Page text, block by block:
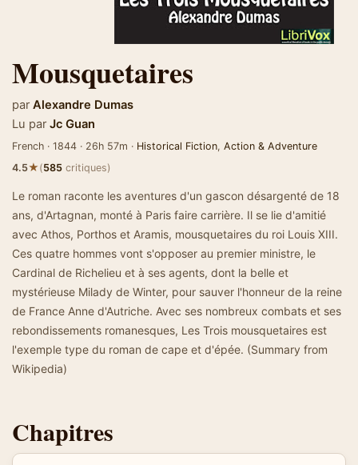
Mousquetaires
par Alexandre Dumas
Lu par Jc Guan
French · 1844 · 26h 57m · Historical Fiction, Action & Adventure
4.5★(585 critiques)
Le roman raconte les aventures d'un gascon désargenté de 18
ans, d'Artagnan, monté à Paris faire carrière. Il se lie d'amitié
avec Athos, Porthos et Aramis, mousquetaires du roi Louis XIII.
Ces quatre hommes vont s'opposer au premier ministre, le
Cardinal de Richelieu et à ses agents, dont la belle et
mystérieuse Milady de Winter, pour sauver l'honneur de la reine
de France Anne d'Autriche. Avec ses nombreux combats et ses
rebondissements romanesques, Les Trois mousquetaires est
l'exemple type du roman de cape et d'épée. (Summary from
Wikipedia)
Chapitres